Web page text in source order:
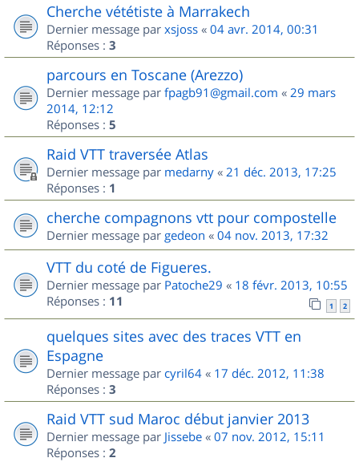
Cherche vététiste à Marrakech
Dernier message par xsjoss « 04 avr. 2014, 00:31
Réponses : 3
parcours en Toscane (Arezzo)
Dernier message par fpagb91@gmail.com « 29 mars
2014, 12:12
Réponses : 5
Raid VTT traversée Atlas
Dernier message par medarny « 21 déc. 2013, 17:25
Réponses : 1
cherche compagnons vtt pour compostelle
Dernier message par gedeon « 04 nov. 2013, 17:32
VTT du coté de Figueres.
Dernier message par Patoche29 « 18 févr. 2013, 10:55
Réponses : 11 1 2
quelques sites avec des traces VTT en
Espagne
Dernier message par cyril64 « 17 déc. 2012, 11:38
Réponses : 3
Raid VTT sud Maroc début janvier 2013
Dernier message par Jissebe « 07 nov. 2012, 15:11
Réponses : 2